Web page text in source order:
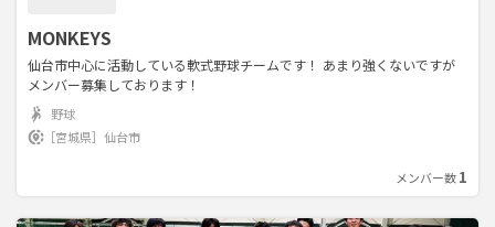
MONKEYS
仙台市中心に活動している軟式野球チームです！ あまり強くないですが
メンバー募集しております！
野球
［宮城県］ 仙台市
メンバー数1